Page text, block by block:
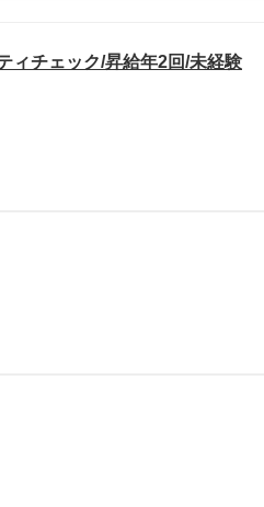
ィチェック/昇給年2回/未経験